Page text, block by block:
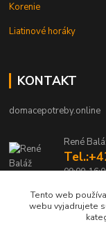
Korenie
Liatinové horáky
KONTAKT
domacepotreby.online
René
09:00-
Tento web
webu vyjadrujete